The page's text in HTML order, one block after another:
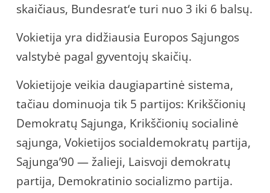
skaičiaus, Bundesrat‘e turi nuo 3 iki 6 balsų.
Vokietija yra didžiausia Europos Sąjungos
valstybė pagal gyventojų skaičių.
Vokietijoje veikia daugiapartinė sistema,
tačiau dominuoja tik 5 partijos: Krikščionių
Demokratų Sąjunga, Krikščionių socialinė
sąjunga, Vokietijos socialdemokratų partija,
Sąjunga’90 — žalieji, Laisvoji demokratų
partija, Demokratinio socializmo partija.